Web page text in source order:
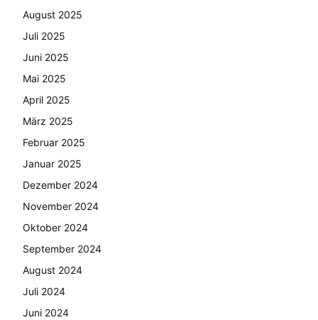
August 2025
Juli 2025
Juni 2025
Mai 2025
April 2025
März 2025
Februar 2025
Januar 2025
Dezember 2024
November 2024
Oktober 2024
September 2024
August 2024
Juli 2024
Juni 2024